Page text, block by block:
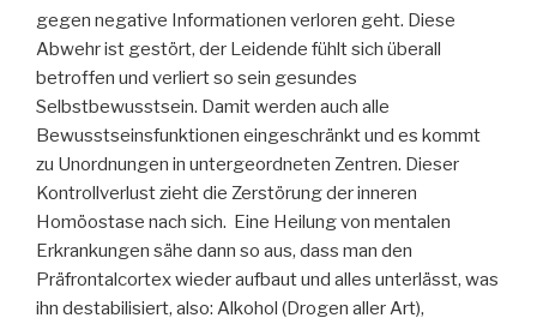
gegen negative Informationen verloren geht. Diese
Abwehr ist gestört, der Leidende fühlt sich überall
betroffen und verliert so sein gesundes
Selbstbewusstsein. Damit werden auch alle
Bewusstseinsfunktionen eingeschränkt und es kommt
zu Unordnungen in untergeordneten Zentren. Dieser
Kontrollverlust zieht die Zerstörung der inneren
Homöostase nach sich. Eine Heilung von mentalen
Erkrankungen sähe dann so aus, dass man den
Präfrontalcortex wieder aufbaut und alles unterlässt, was
ihn destabilisiert, also: Alkohol (Drogen aller Art),